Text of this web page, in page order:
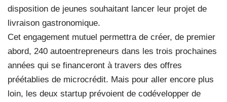
disposition de jeunes souhaitant lancer leur projet de
livraison gastronomique.
Cet engagement mutuel permettra de créer, de premier
abord, 240 autoentrepreneurs dans les trois prochaines
années qui se financeront à travers des offres
préétablies de microcrédit. Mais pour aller encore plus
loin, les deux startup prévoient de codévelopper de